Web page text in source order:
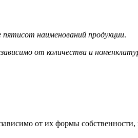
пятисот наименований продукции.
от количества и
от их формы